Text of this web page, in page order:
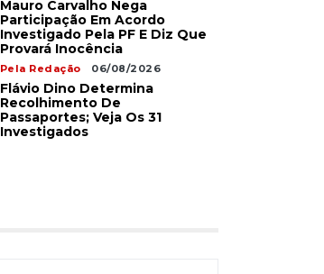
Mauro Carvalho Nega
Participação Em Acordo
Investigado Pela PF E Diz Que
Provará Inocência
Pela Redação 06/08/2026
Flávio Dino Determina
Recolhimento De
Passaportes; Veja Os 31
Investigados